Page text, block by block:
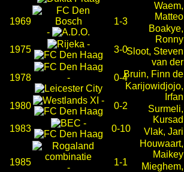
1969
-
1-3
1975
-
3-0
1978 - 0-4
1980
-
0-2
1983
-
0-10
1985
-
1-1
Waem,
Matteo
Boakye,
Ronny
Sloot, Steven
van der
Bruin, Finn de
Karijowidjojo,
Irfan
Surmeli,
Kursad
Vlak, Jari
Houwaart,
Maikey
Mieghem,